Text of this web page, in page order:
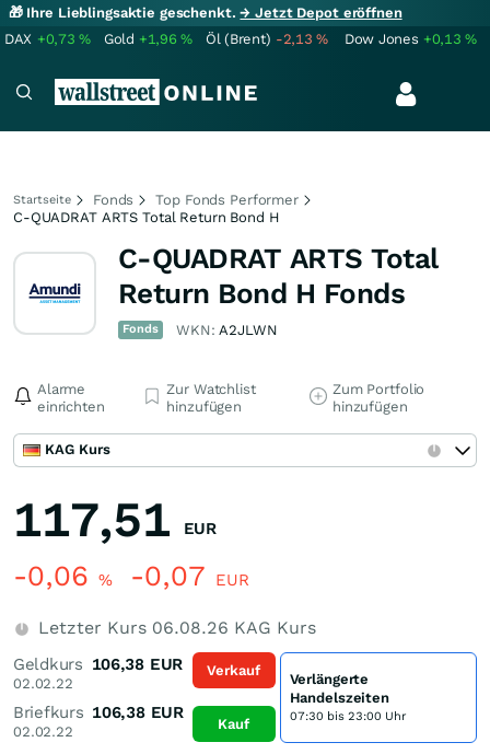
🎁 Ihre Lieblingsaktie geschenkt.→ Jetzt Depot eröffnen
DAX +0,73% Gold +1,96% Öl (Brent) -2,13% Dow Jones +0,13%
Startseite Fonds
Top Fonds Performer
C-QUADRAT ARTS Total Return Bond H
C-QUADRAT ARTS Total
Return Bond H Fonds
Fonds WKN:A2JLWN
Alarme
einrichten
Zur Watchlist
hinzufügen
Zum Portfolio
hinzufügen
KAG Kurs
117,51 EUR
-0,06 % -0,07 EUR
Letzter Kurs 06.08.26 KAG Kurs
Geldkurs
02.02.22
106,38 EUR
Briefkurs
02.02.22
106,38 EUR
Verkauf
Kauf
Verlängerte
Handelszeiten
07:30 bis 23:00 Uhr